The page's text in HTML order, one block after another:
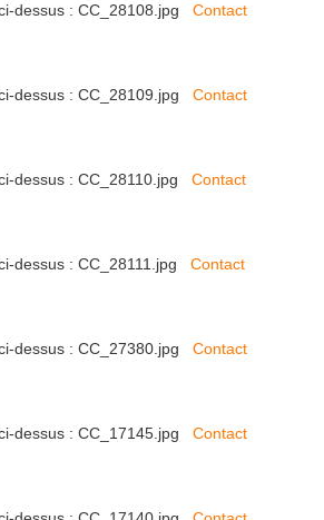
dessus : CC_28108.jpg Contact
dessus : CC_28109.jpg Contact
dessus : CC_28110.jpg Contact
dessus : CC_28111.jpg Contact
dessus : CC_27380.jpg Contact
dessus : CC_17145.jpg Contact